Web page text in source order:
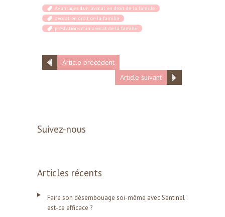
Avantages d'un avocat en droit de la famille
avocat en droit de la famille
prestations d'un avocat de la famille
Article précédent
Article suivant
Suivez-nous
Articles récents
Faire son désembouage soi-même avec Sentinel :
est-ce efficace ?